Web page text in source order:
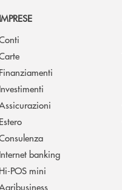
IMPRESE
Finanziamenti
Investimenti
Estero
Internet banking
Hi-POS mini